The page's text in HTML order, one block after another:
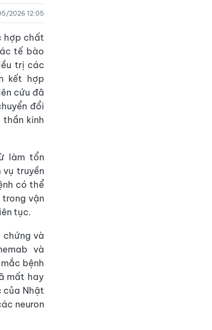
2026 12:05
hợp chất
tế bào
trị các
kết hợp
cứu đã
đổi
kinh
làm tổn
truyền
có thể
vận
tục.
chứng và
và
bệnh
mất hay
của Nhật
neuron